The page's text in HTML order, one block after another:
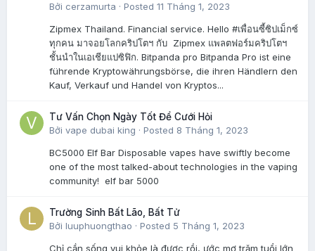
Bởi cerzamurta · Posted 11 Tháng 1, 2023
Zipmex Thailand. Financial service. Hello #เพื่อนซี้ซิปเม็กซ์
ทุกคน มาจอยโลกคริปโตฯ กับ Zipmex แพลตฟอร์มคริปโตฯ
ชั้นนำในเอเชียแปซิฟิก. Bitpanda pro Bitpanda Pro ist eine
führende Kryptowährungsbörse, die ihren Händlern den
Kauf, Verkauf und Handel von Kryptos...
Tư Vấn Chọn Ngày Tốt Để Cưới Hỏi
Bởi vape dubai king · Posted 8 Tháng 1, 2023
BC5000 Elf Bar Disposable vapes have swiftly become
one of the most talked-about technologies in the vaping
community! elf bar 5000
Trường Sinh Bất Lão, Bất Tử
Bởi luuphuongthao · Posted 5 Tháng 1, 2023
Chỉ cần sống vui khỏe là được rồi, ước mơ trăm tuổi lớn